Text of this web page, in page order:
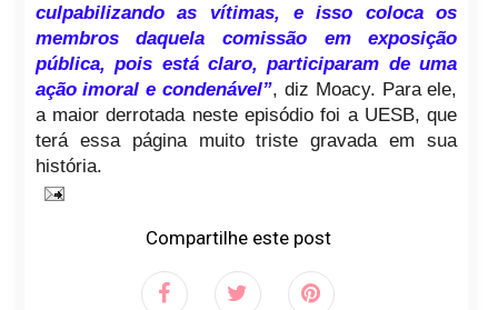
culpabilizando as vítimas, e isso coloca os
membros daquela comissão em exposição
pública, pois está claro, participaram de uma
ação imoral e condenável”, diz Moacy. Para ele,
a maior derrotada neste episódio foi a UESB, que
terá essa página muito triste gravada em sua
história.
Compartilhe este post